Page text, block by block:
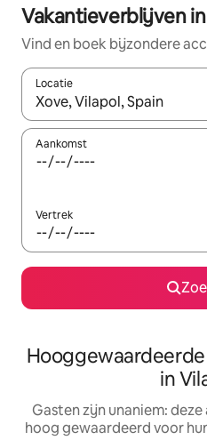
Vakantieverblijven
Vind en boek bijzondere
Locatie
Wanneer er resultaten
Aankomst
Vertrek
in
Gasten zijn unaniem:
hoog gewaardeerd voor